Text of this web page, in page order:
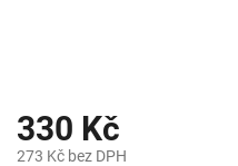
330 Kč
273 Kč bez DPH